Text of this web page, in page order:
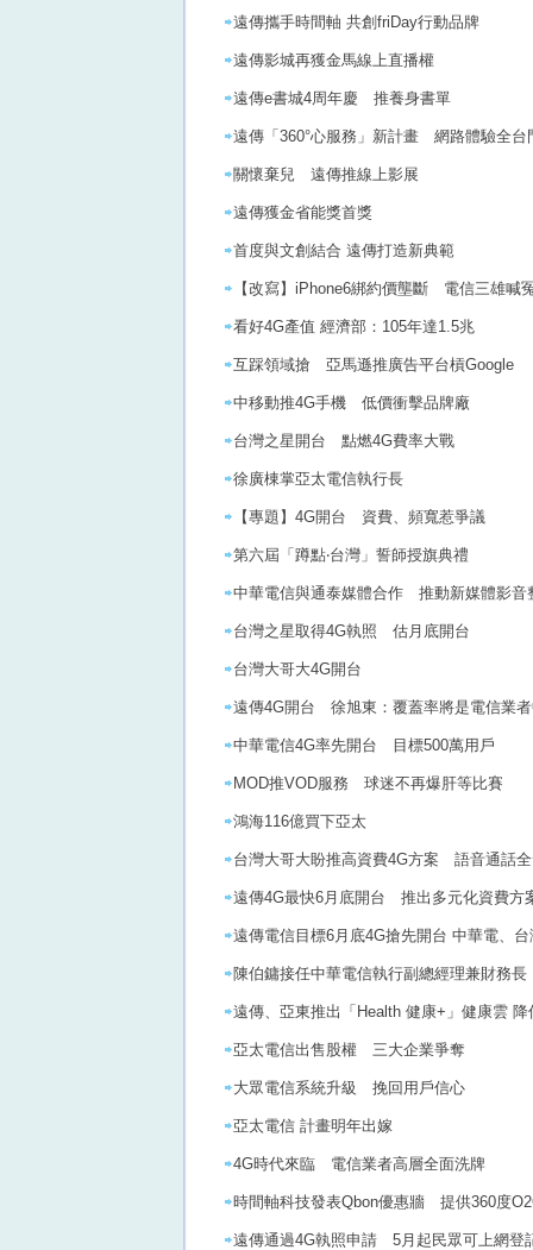
遠傳攜手時間軸 共創friDay行動品牌
遠傳影城再獲金馬線上直播權
遠傳e書城4周年慶 推養身書單
遠傳「360°心服務」新計畫 網路體驗全台
關懷棄兒 遠傳推線上影展
遠傳獲金省能獎首獎
首度與文創結合 遠傳打造新典範
【改寫】iPhone6綁約價壟斷 電信三雄喊
看好4G產值 經濟部：105年達1.5兆
互踩領域搶 亞馬遜推廣告平台槓Google
中移動推4G手機 低價衝擊品牌廠
台灣之星開台 點燃4G費率大戰
徐廣棟掌亞太電信執行長
【專題】4G開台 資費、頻寬惹爭議
第六屆「蹲點‧台灣」誓師授旗典禮
中華電信與通泰媒體合作 推動新媒體影音
台灣之星取得4G執照 估月底開台
台灣大哥大4G開台
遠傳4G開台 徐旭東：覆蓋率將是電信業
中華電信4G率先開台 目標500萬用戶
MOD推VOD服務 球迷不再爆肝等比賽
鴻海116億買下亞太
台灣大哥大盼推高資費4G方案 語音通話
遠傳4G最快6月底開台 推出多元化資費方
遠傳電信目標6月底4G搶先開台 中華電、
陳伯鏞接任中華電信執行副總經理兼財務長
遠傳、亞東推出「Health 健康+」健康雲
亞太電信出售股權 三大企業爭奪
大眾電信系統升級 挽回用戶信心
亞太電信 計畫明年出嫁
4G時代來臨 電信業者高層全面洗牌
時間軸科技發表Qbon優惠牆 提供360度
遠傳通過4G執照申請 5月起民眾可上網登